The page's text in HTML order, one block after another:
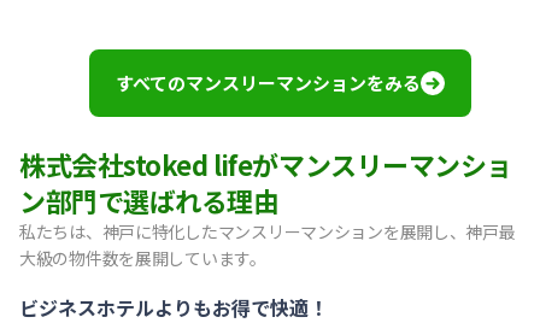
【灘区・JR六甲道】Sステイ六甲道SOUTH・OL｜禁煙ル
【東灘区・摂津本山】Sステイ本山サンハイツOL｜禁煙
【東灘区・JR住吉】Sステイ神戸住吉本町OL｜禁煙ルーム
【神戸・春日野道】Sステイ三宮東アスヴェル｜禁煙ルー
【宝塚市・逆瀬川】Sステイ逆瀬川｜禁煙ルーム・Wi-Fi無料
【西宮北口】Sステイ西宮北口第２｜禁煙ルーム・Wi-Fiレ
【西宮北口】Sステイ西宮北口第２｜禁煙ルーム・Wi-Fiレ
【神戸・三宮】Sステイ神戸三宮レガニール｜禁煙ルーム
すべてのマンスリーマンションをみる
株式会社stoked lifeがマンスリーマンショ
ン部門で選ばれる理由
私たちは、神戸に特化したマンスリーマンションを展開し、神戸最
大級の物件数を展開しています。
ビジネスホテルよりもお得で快適！